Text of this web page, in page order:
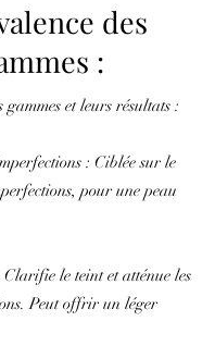
des
:
gammes et leurs résultats :
: Ciblée sur le
pour une peau
le teint et atténue les
Peut offrir un léger